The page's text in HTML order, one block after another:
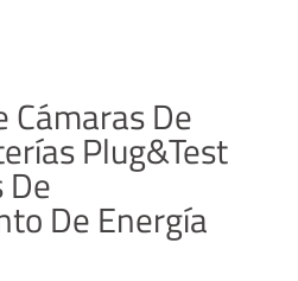
Cámaras De
Plug&Test
De Energía